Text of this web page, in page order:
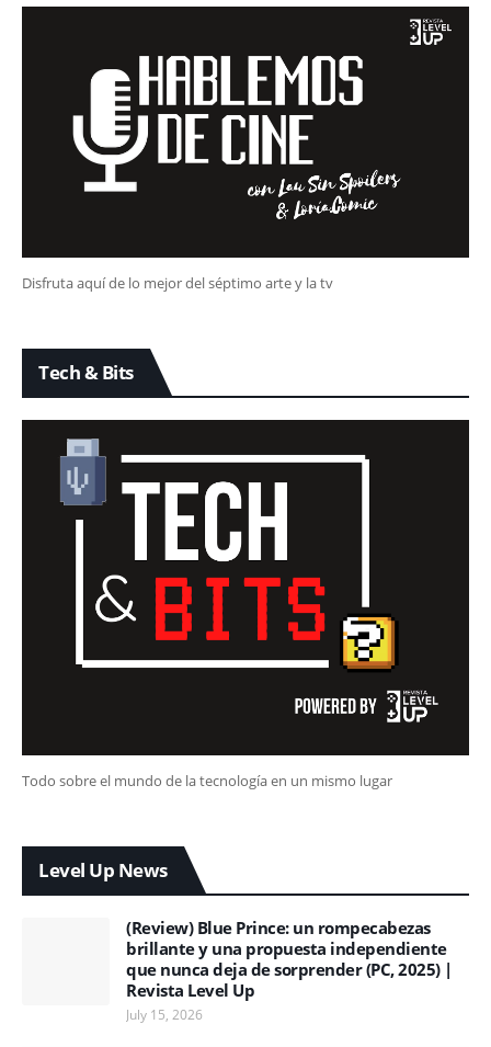
Disfruta aquí de lo mejor del séptimo arte y la tv
Tech & Bits
Todo sobre el mundo de la tecnología en un mismo lugar
Level Up News
(Review) Blue Prince: un rompecabezas
brillante y una propuesta independiente
que nunca deja de sorprender (PC, 2025) |
Revista Level Up
July 15, 2026